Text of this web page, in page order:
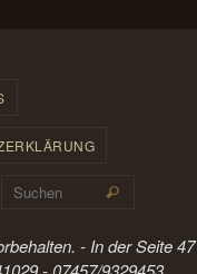
Suchen
- In der Seite 47